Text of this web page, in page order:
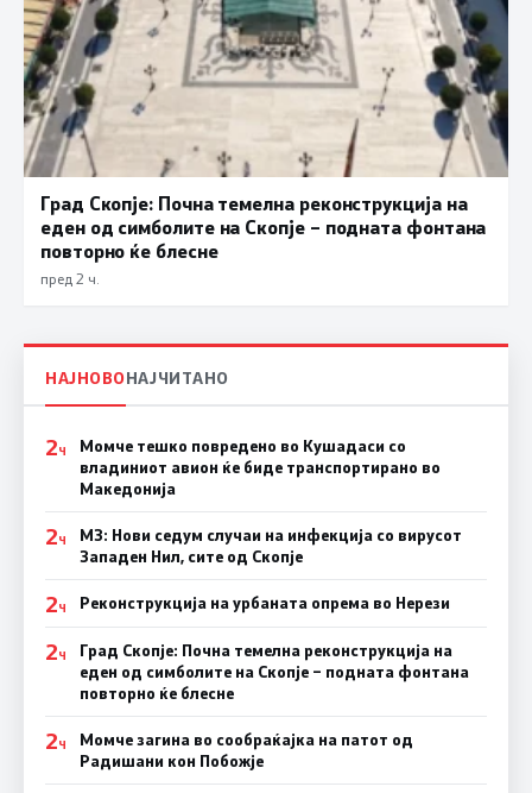
Град Скопје: Почна темелна реконструкција на
еден од симболите на Скопје – подната фонтана
повторно ќе блесне
пред 2 ч.
НАЈНОВОНАЈЧИТАНО
2Ч
Момче тешко повредено во Кушадаси со
владиниот авион ќе биде транспортирано во
Македонија
2Ч
МЗ: Нови седум случаи на инфекција со вирусот
Западен Нил, сите од Скопје
2Ч Реконструкција на урбаната опрема во Нерези
2Ч
Град Скопје: Почна темелна реконструкција на
еден од симболите на Скопје – подната фонтана
повторно ќе блесне
2Ч
Момче загина во сообраќајка на патот од
Радишани кон Побожје